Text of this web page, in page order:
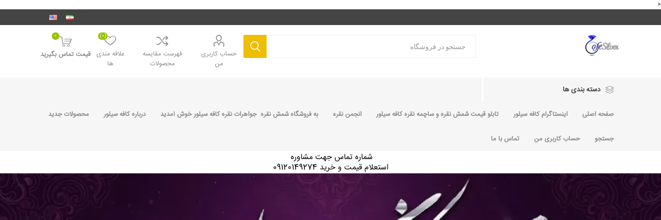
<
حساب کاربری
من
فهرست مقایسه
محصولات
علاقه مندی
ها
(0)
0
قیمت تماس بگیرید
دسته بندی ها
صفحه اصلی اینستاگرام کافه سیلور تابلو قیمت شمش نقره و ساچمه نقره کافه سیلور انجمن نقره به فروشگاه شمش نقره جواهرات نقره کافه سیلور خوش آمدید درباره کافه سیلور محصولات جدید
جستجو حساب کاربری من تماس با ما
شماره تماس جهت مشاوره
استعلام قیمت و خرید 09120149274